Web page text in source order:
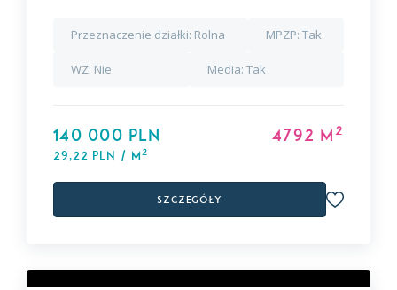
Przeznaczenie działki: Rolna MPZP: Tak
WZ: Nie Media: Tak
140 000 PLN
29,22 PLN / m2
4792 m2
Szczegóły